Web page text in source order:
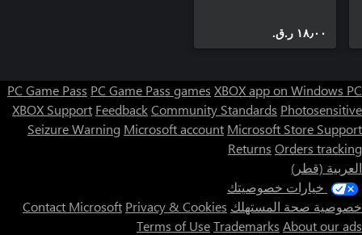
١٨٫٠٠ ر.ق.‏
PC Game Pass PC Game Pass games XBOX app on Windows PC
XBOX Support FeedbackCommunity Standards Photosensitive
Seizure Warning Microsoft account Microsoft Store Support
Returns Orders tracking
العربية (قطر)
خيارات خصوصيتك
خصوصية صحة المستهلك
Contact Microsoft Privacy & Cookies
Terms of UseTrademarks About our ads